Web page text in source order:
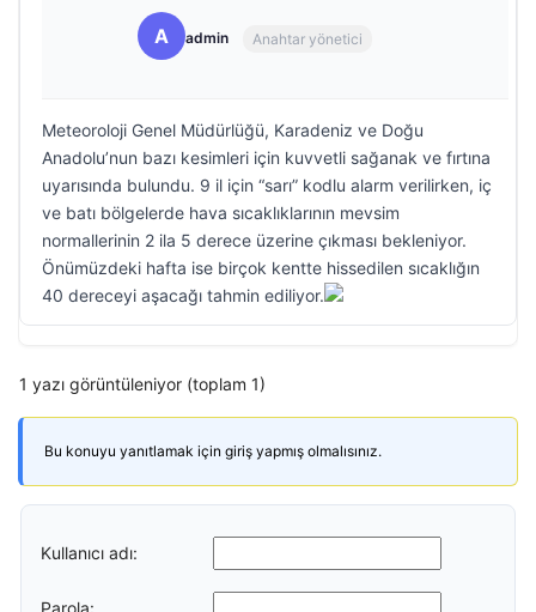
A admin Anahtar yönetici
Meteoroloji Genel Müdürlüğü, Karadeniz ve Doğu
Anadolu’nun bazı kesimleri için kuvvetli sağanak ve fırtına
uyarısında bulundu. 9 il için “sarı” kodlu alarm verilirken, iç
ve batı bölgelerde hava sıcaklıklarının mevsim
normallerinin 2 ila 5 derece üzerine çıkması bekleniyor.
Önümüzdeki hafta ise birçok kentte hissedilen sıcaklığın
40 dereceyi aşacağı tahmin ediliyor.
1 yazı görüntüleniyor (toplam 1)
Bu konuyu yanıtlamak için giriş yapmış olmalısınız.
Kullanıcı adı:
Parola: